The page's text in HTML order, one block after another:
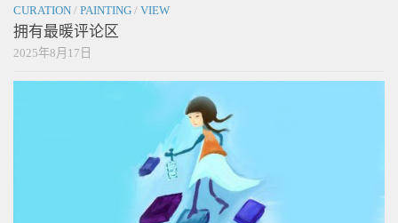
CURATION / PAINTING / VIEW
拥有最暖评论区
2025年8月17日